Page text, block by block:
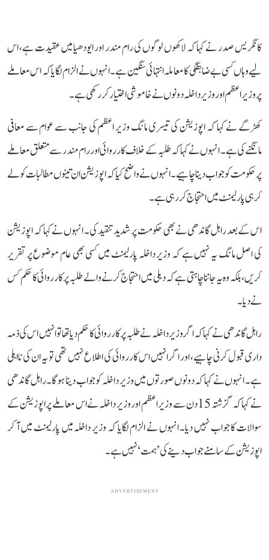
کانگریس صدر نے کہا کہ لاکھوں لوگوں کی رام مندر اور ایودھیا میں عقیدت ہے، اس
لیے وہاں کسی بے ضابطگی کا معاملہ انتہائی سنگین ہے۔ انہوں نے الزام لگایا کہ اس معاملے
پر وزیر اعظم اور وزیر داخلہ دونوں نے خاموشی اختیار کر رکھی ہے۔
کھڑگے نے کہا کہ اپوزیشن کی تیسری مانگ وزیر اعظم کی جانب سے عوام سے معافی
مانگنے کی ہے۔ انہوں نے کہا کہ طلبہ کے خلاف کارروائی اور رام مندر سے متعلق معاملے
پر حکومت کو جواب دینا چاہیے۔ انہوں نے واضح کیا کہ اپوزیشن ان تینوں مطالبات کو لے
کر ہی پارلیمنٹ میں احتجاج کر رہی ہے۔
اس کے بعد راہل گاندھی نے بھی حکومت پر شدید تنقید کی۔ انہوں نے کہا کہ اپوزیشن
کی اصل مانگ یہ نہیں ہے کہ وزیر داخلہ پارلیمنٹ میں کسی بھی عام موضوع پر تقریر
کریں، بلکہ وہ یہ جاننا چاہتی ہے کہ دہلی میں احتجاج کرنے والے طلبہ پر کارروائی کا حکم کس
نے دیا۔
راہل گاندھی نے کہا کہ اگر وزیر داخلہ نے طلبہ پر کارروائی کا حکم دیا تھا تو انہیں اس کی ذمہ
داری قبول کرنی چاہیے، اور اگر انہیں اس کارروائی کی اطلاع نہیں تھی تو یہ ان کی نااہلی
ہے۔ انہوں نے کہا کہ دونوں صورتوں میں وزیر داخلہ کو جواب دینا ہوگا۔ راہل گاندھی
نے کہا کہ گزشتہ 15 دن سے وزیر اعظم اور وزیر داخلہ نے اس معاملے پر اپوزیشن کے
سوالات کا جواب نہیں دیا۔ انہوں نے الزام لگایا کہ وزیر داخلہ میں پارلیمنٹ میں آ کر
اپوزیشن کے سامنے جواب دینے کی ’ہمت‘ نہیں ہے۔
ADVERTISEMENT